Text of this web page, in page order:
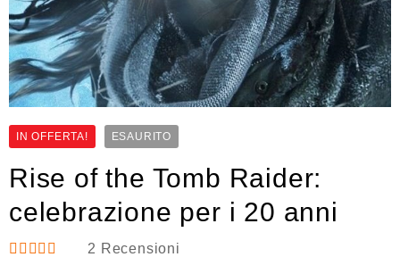
IN OFFERTA! ESAURITO
Rise of the Tomb Raider:
celebrazione per i 20 anni
2 Recensioni